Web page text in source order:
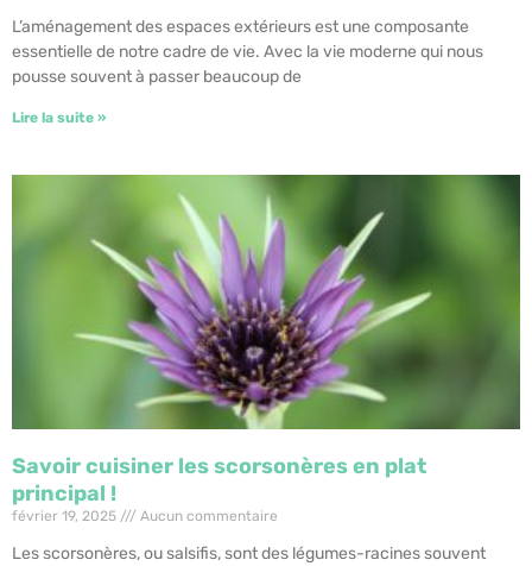
L’aménagement des espaces extérieurs est une composante
essentielle de notre cadre de vie. Avec la vie moderne qui nous
pousse souvent à passer beaucoup de
Lire la suite »
Savoir cuisiner les scorsonères en plat
principal !
février 19, 2025 Aucun commentaire
Les scorsonères, ou salsifis, sont des légumes-racines souvent